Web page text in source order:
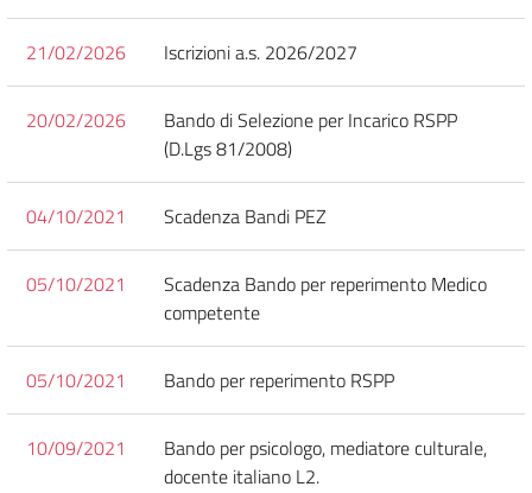
21/02/2026 Iscrizioni a.s. 2026/2027
20/02/2026
Bando di Selezione per Incarico RSPP
(D.Lgs 81/2008)
04/10/2021 Scadenza Bandi PEZ
05/10/2021
Scadenza Bando per reperimento Medico
competente
05/10/2021 Bando per reperimento RSPP
10/09/2021
Bando per psicologo, mediatore culturale,
docente italiano L2.